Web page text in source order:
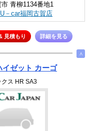
青柳1134番地1
－car福岡古賀店
見積もり 詳細を見る
∧
イゼット カーゴ
クス HR SA3